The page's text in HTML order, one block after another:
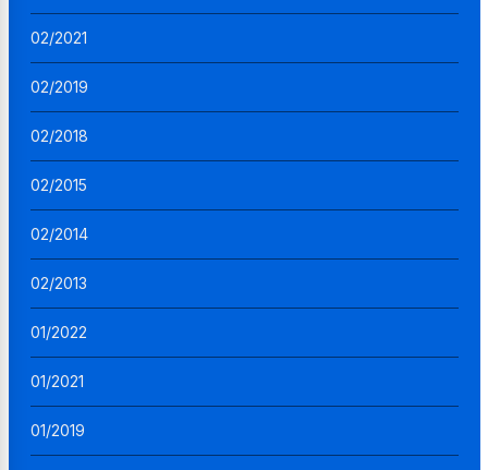
02/2021
02/2019
02/2018
02/2015
02/2014
02/2013
01/2022
01/2021
01/2019